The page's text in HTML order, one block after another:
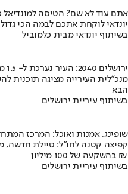
אתם עוד לא שם? הטיסה למונדיאל
יונדאי לוקחת אתכם לבמה הכי
בשיתוף יונדאי מבית כלמוביל
ירושלים 2040: העיר נערכת ל- 1.5 מליון תושבים
מנכ"לית העירייה מציגה תוכנית
הבא
בשיתוף עיריית ירושלים
שופינג, אמנות ואוכל: המרכז
קפיצה קטנה לחו"ל: טיילת חדשה,
בהשקעה של 100 מיליון ₪
בשיתוף עיריית ירושלים